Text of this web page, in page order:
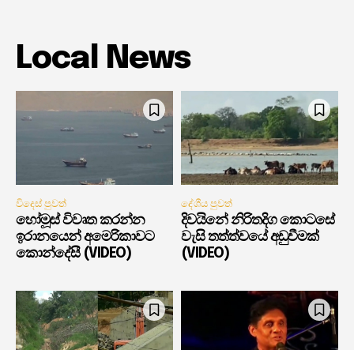
Local News
විදෙස් පුවත්
හෝමූස් විවෘත කරන්න
ඉරානයෙන් අමෙරිකාවට
කොන්දේසී (VIDEO)
දේශීය පුවත්
දිවයිනේ නිරිතදිග කොටසේ
වැසි තත්ත්වයේ අඩුවීමක්
(VIDEO)